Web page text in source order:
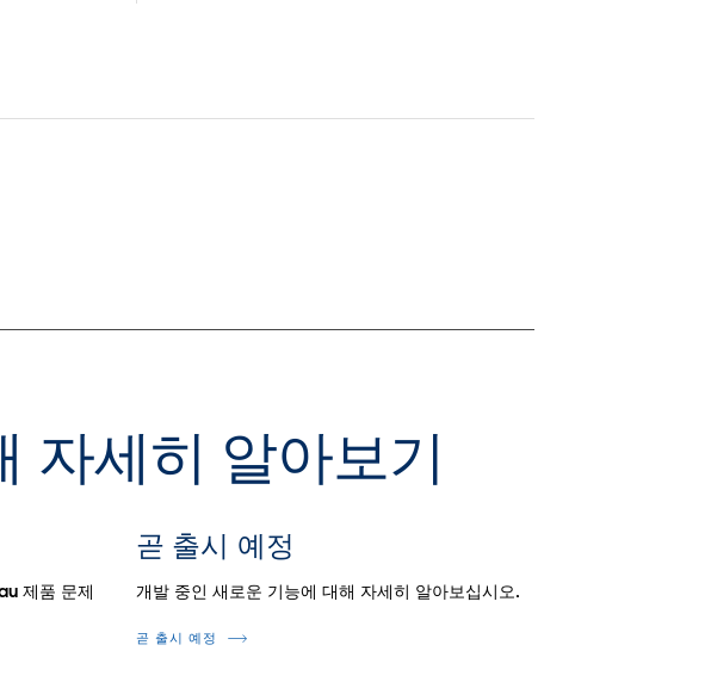
자세히 알아보기
제품 문제
곧 출시 예정
개발 중인 새로운 기능에 대해 자세히 알아보십시오.
곧 출시 예정